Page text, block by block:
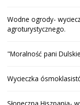
Wodne ogrody-
agroturystycznego.
"Moralność pani
Wycieczka